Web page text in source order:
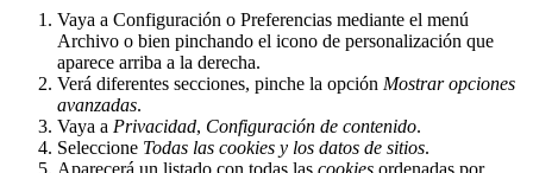
Vaya a Configuración o Preferencias mediante el menú
Archivo o bien pinchando el icono de personalización que
aparece arriba a la derecha.
Verá diferentes secciones, pinche la opción Mostrar opciones
avanzadas.
Vaya a Privacidad, Configuración de contenido.
Seleccione Todas las cookies y los datos de sitios.
Aparecerá un listado con todas las cookies ordenadas por